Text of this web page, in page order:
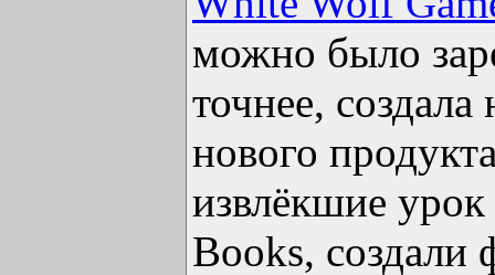
можно было
точнее,
нового
извлёкшие
Books, создали